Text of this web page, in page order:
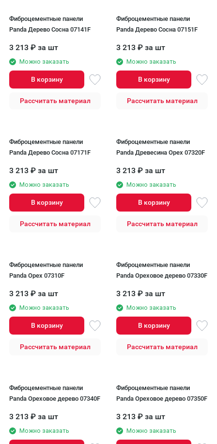
Фиброцементные панели
Panda Дерево Сосна 07141F
3 213 ₽ за шт
Можно заказать
В корзину
Рассчитать материал
Фиброцементные панели
Panda Дерево Сосна 07151F
3 213 ₽ за шт
Можно заказать
В корзину
Рассчитать материал
Фиброцементные панели
Panda Дерево Сосна 07171F
3 213 ₽ за шт
Можно заказать
В корзину
Рассчитать материал
Фиброцементные панели
Panda Древесина Орех 07320F
3 213 ₽ за шт
Можно заказать
В корзину
Рассчитать материал
Фиброцементные панели
Panda Орех 07310F
3 213 ₽ за шт
Можно заказать
В корзину
Рассчитать материал
Фиброцементные панели
Panda Ореховое дерево 07330F
3 213 ₽ за шт
Можно заказать
В корзину
Рассчитать материал
Фиброцементные панели
Panda Ореховое дерево 07340F
3 213 ₽ за шт
Можно заказать
Фиброцементные панели
Panda Ореховое дерево 07350F
3 213 ₽ за шт
Можно заказать